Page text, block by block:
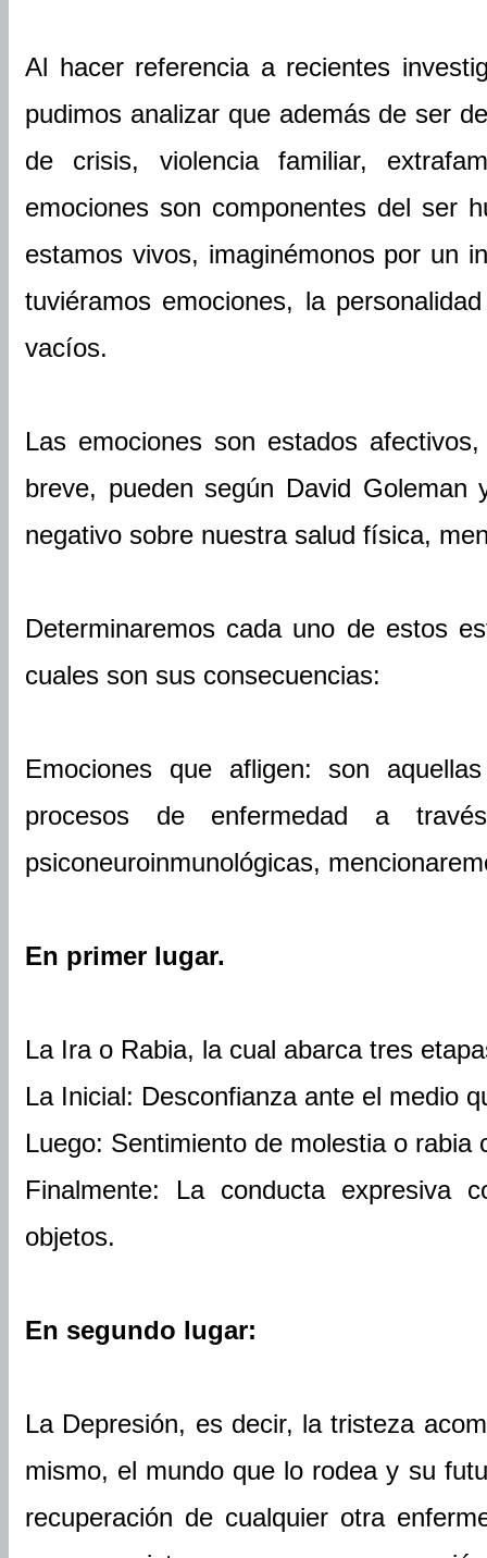
Al hacer referencia a recientes
pudimos analizar que además de ser
de crisis, violencia familiar,
emociones son componentes del ser
estamos vivos, imaginémonos por un
tuviéramos emociones, la
vacíos.
Las emociones son estados
breve, pueden según David
negativo sobre nuestra salud física,
Determinaremos cada uno de estos
cuales son sus consecuencias:
Emociones que afligen: son
procesos de enfermedad a
psiconeuroinmunológicas,
En primer lugar.
La Ira o Rabia, la cual abarca tres
La Inicial: Desconfianza ante el medio
Luego: Sentimiento de molestia o rabia
Finalmente: La conducta expresiva
objetos.
En segundo lugar:
La Depresión, es decir, la tristeza
mismo, el mundo que lo rodea y su
recuperación de cualquier otra